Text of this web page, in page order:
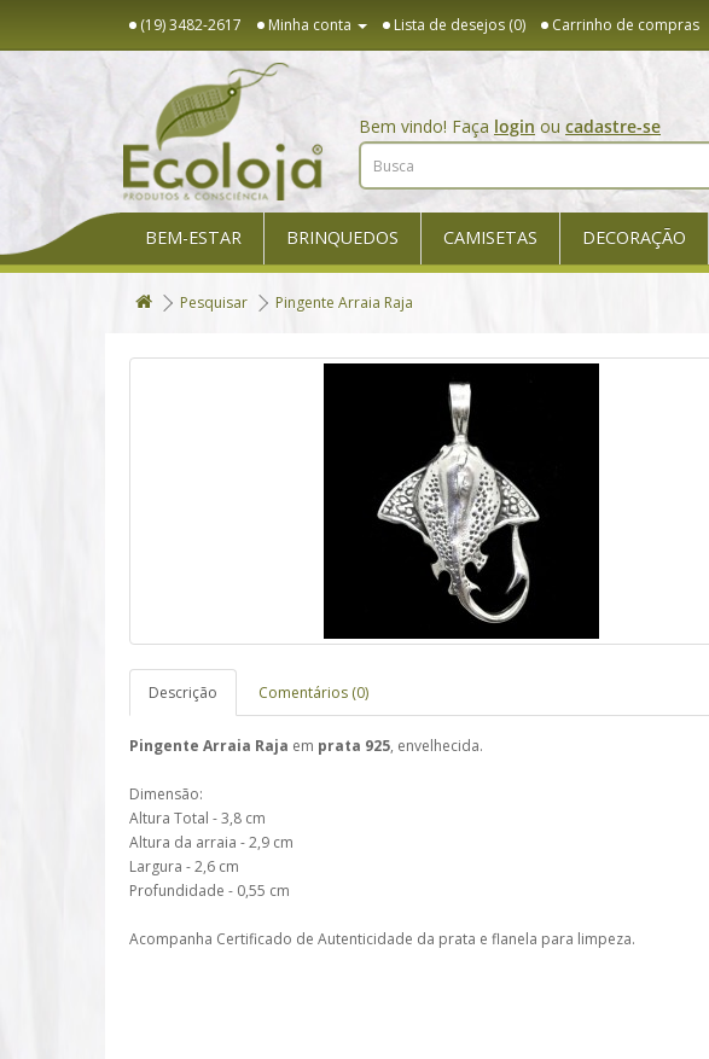
(19) 3482-2617 Minha conta Lista de desejos (0) Carrinho de compras
Bem vindo! Faça login ou cadastre-se
BEM-ESTAR BRINQUEDOS CAMISETAS DECORAÇÃO
Pesquisar Pingente Arraia Raja
Descrição Comentários (0)
Pingente Arraia Raja em prata 925, envelhecida.
Dimensão:
Altura Total - 3,8 cm
Altura da arraia - 2,9 cm
Largura - 2,6 cm
Profundidade - 0,55 cm
Acompanha Certificado de Autenticidade da prata e flanela para limpeza.